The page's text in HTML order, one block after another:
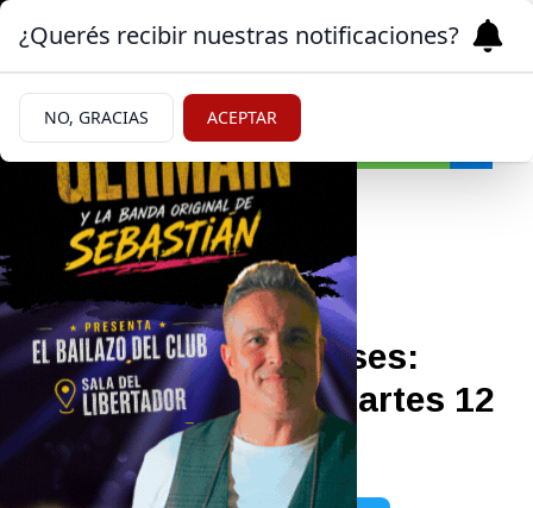
Sociedad
12/05/2026
Prestaciones de Anses:
quiénes cobran el martes 12
Todas las prestaciones.
¿Querés recibir nuestras notificaciones?
NO, GRACIAS ACEPTAR